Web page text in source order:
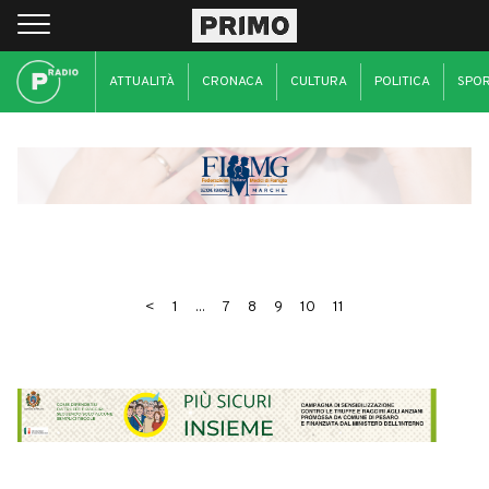
ATTUALITÀ CRONACA CULTURA POLITICA
< 1 ... 7 8 9 10 11